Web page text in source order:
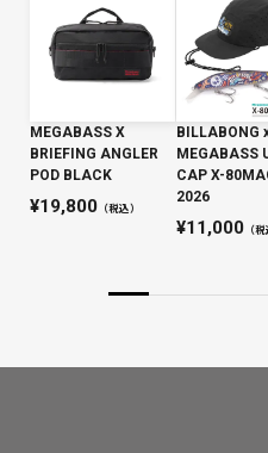
MEGABASS X
BRIEFING ANGLER
POD BLACK
19,800 （税込）
BILLABONG
MEGABASS
CAP X-
2026
11,000（税